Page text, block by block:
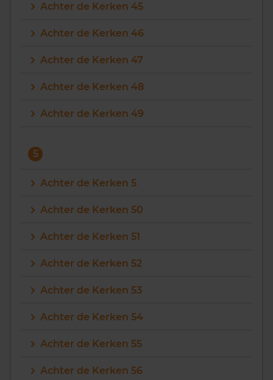
Achter de Kerken 45
Achter de Kerken 46
Achter de Kerken 47
Achter de Kerken 48
Achter de Kerken 49
5
Achter de Kerken 5
Achter de Kerken 50
Achter de Kerken 51
Achter de Kerken 52
Achter de Kerken 53
Achter de Kerken 54
Achter de Kerken 55
Achter de Kerken 56